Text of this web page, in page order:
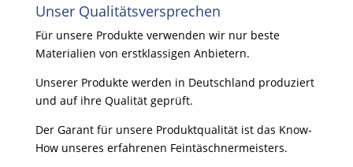
Unser Qualitätsversprechen
Für unsere Produkte verwenden wir nur beste
Materialien von erstklassigen Anbietern.
Unserer Produkte werden in Deutschland produziert
und auf ihre Qualität geprüft.
Der Garant für unsere Produktqualität ist das Know-
How unseres erfahrenen Feintäschnermeisters.